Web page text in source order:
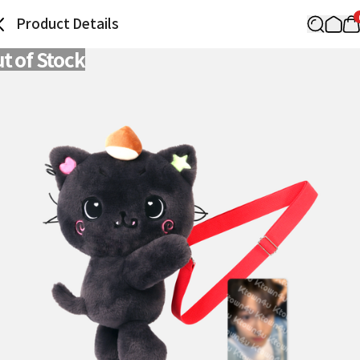
Product Details
of Stock